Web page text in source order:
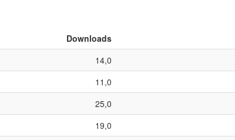
Downloads
14,0
11,0
25,0
19,0